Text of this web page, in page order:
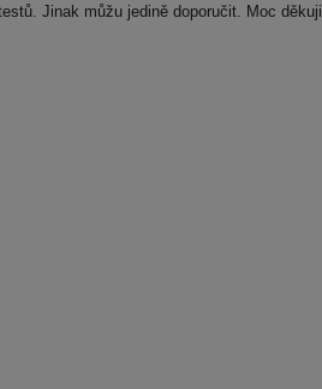
Jinak můžu jedině doporučit. Moc děkuji